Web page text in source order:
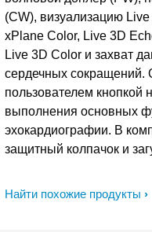
Найти похожие продукты
(CW), визуализацию
xPlane Color, Live 3D
Live 3D Color и захват
сердечных сокращений.
пользователем кнопкой
выполнения основных
эхокардиографии. В
защитный колпачок и